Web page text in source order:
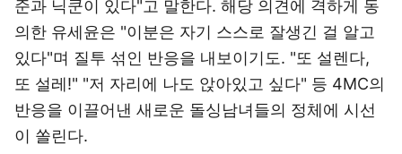
준과 닉쿤이 있다"고 말한다. 해당 의견에 격하게 동
의한 유세윤은 "이분은 자기 스스로 잘생긴 걸 알고
있다"며 질투 섞인 반응을 내보이기도. "또 설렌다,
또 설레!" "저 자리에 나도 앉아있고 싶다" 등 4MC의
반응을 이끌어낸 새로운 돌싱남녀들의 정체에 시선
이 쏠린다.